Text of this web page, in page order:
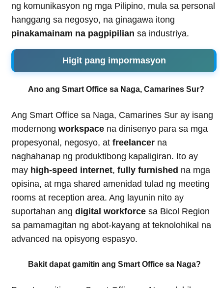
ng komunikasyon ng mga Pilipino, mula sa personal
hanggang sa negosyo, na ginagawa itong
pinakamainam na pagpipilian sa industriya.
Higit pang impormasyon
Ano ang Smart Office sa Naga, Camarines Sur?
Ang Smart Office sa Naga, Camarines Sur ay isang
modernong workspace na dinisenyo para sa mga
propesyonal, negosyo, at freelancer na
naghahanap ng produktibong kapaligiran. Ito ay
may high-speed internet, fully furnished na mga
opisina, at mga shared amenidad tulad ng meeting
rooms at reception area. Ang layunin nito ay
suportahan ang digital workforce sa Bicol Region
sa pamamagitan ng abot-kayang at teknolohikal na
advanced na opisyong espasyo.
Bakit dapat gamitin ang Smart Office sa Naga?